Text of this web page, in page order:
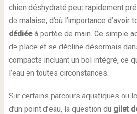
chien déshydraté peut rapidement
de malaise, d’où l’importance d’avoir
dédiéeà portée de main. Ce simple
de place et se décline désormais
compacts incluant un bol intégré, ce
l’eau en toutes circonstances.
Sur certains parcours aquatiques ou
d’un point d’eau, la question du gilet